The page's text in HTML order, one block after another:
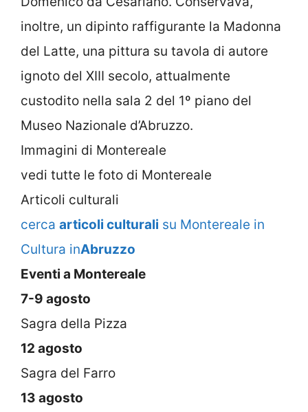
inoltre, un dipinto raffigurante la Madonna
del Latte, una pittura su tavola di autore
ignoto del XIII secolo, attualmente
custodito nella sala 2 del 1º piano del
Museo Nazionale d’Abruzzo.
Immagini di Montereale
vedi tutte le foto di Montereale
Articoli culturali
cerca articoli culturali su Montereale in
Cultura inAbruzzo
Eventi a Montereale
7-9 agosto
Sagra della Pizza
12 agosto
Sagra del Farro
13 agosto